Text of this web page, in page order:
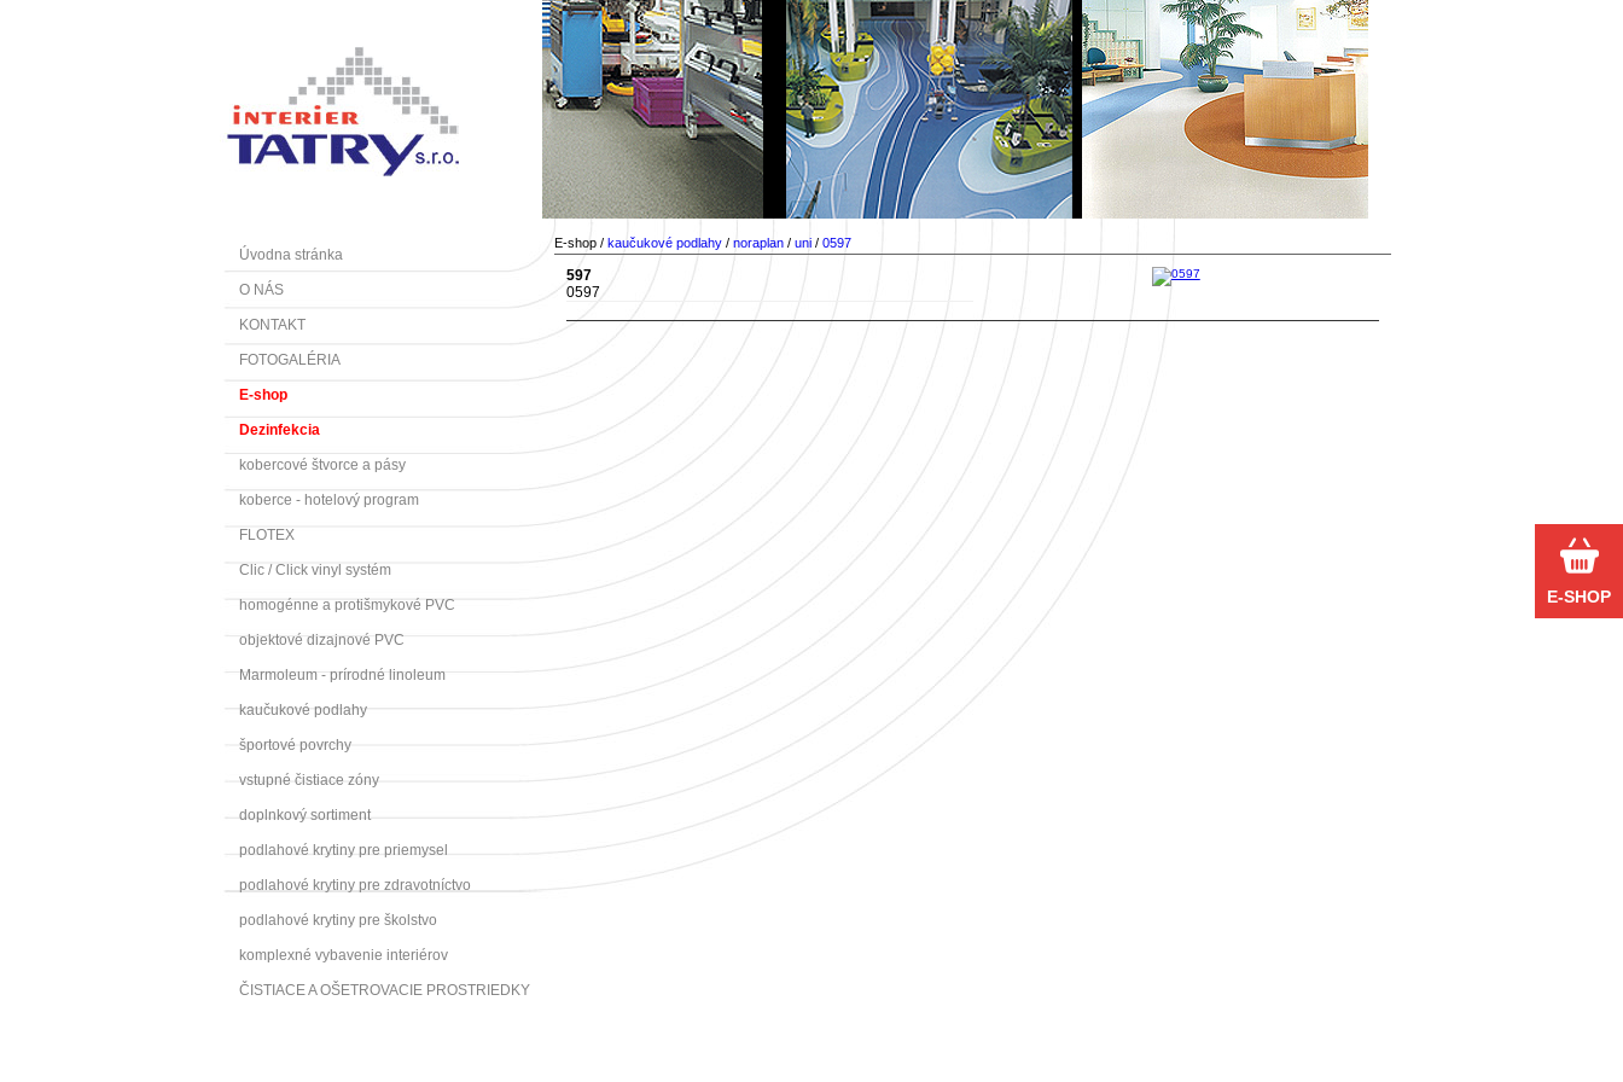
Úvodna stránka
O NÁS
KONTAKT
FOTOGALÉRIA
E-shop
Dezinfekcia
kobercové štvorce a pásy
koberce - hotelový program
FLOTEX
Clic / Click vinyl systém
homogénne a protišmykové PVC
objektové dizajnové PVC
Marmoleum - prírodné linoleum
kaučukové podlahy
športové povrchy
vstupné čistiace zóny
doplnkový sortiment
podlahové krytiny pre priemysel
podlahové krytiny pre zdravotníctvo
podlahové krytiny pre školstvo
komplexné vybavenie interiérov
ČISTIACE A OŠETROVACIE PROSTRIEDKY
E-shop / kaučukové podlahy / noraplan / uni / 0597
597
0597
E-SHOP